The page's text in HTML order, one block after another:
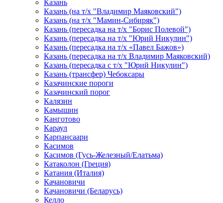
Казань
Казань (на т/х "Владимир Маяковский")
Казань (на т/х "Мамин-Сибиряк")
Казань (пересадка на т/х "Борис Полевой")
Казань (пересадка на т/х "Юрий Никулин")
Казань (пересадка на т/х «Павел Бажов»)
Казань (пересадка на т/х Владимир Маяковский)
Казань (пересадка с т/х "Юрий Никулин")
Казань (трансфер) Чебоксары
Казачинские пороги
Казачинский порог
Калязин
Камышин
Канготово
Караул
Карпансаари
Касимов
Касимов (Гусь-Железный/Елатьма)
Катаколон (Греция)
Катания (Италия)
Качановичи
Качановичи (Беларусь)
Келло